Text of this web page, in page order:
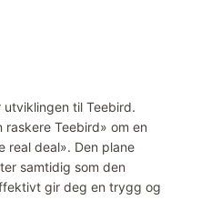
til Teebird.
Teebird» om en
real deal». Den plane
samtidig som den
gir deg en trygg og